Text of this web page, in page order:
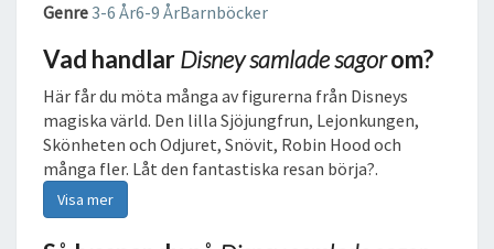
B
K
Genre3-6 År6-9 ÅrBarnböcker
Vad handlarDisney samlade sagorom?
Här får du möta många av figurerna från Disneys
magiska värld. Den lilla Sjöjungfrun, Lejonkungen,
Skönheten och Odjuret, Snövit, Robin Hood och
många fler. Låt den fantastiska resan börja?.
Visa mer